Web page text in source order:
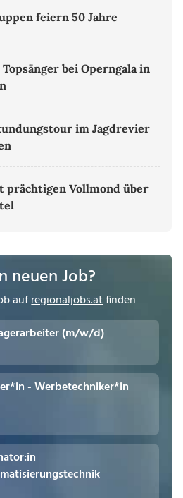
feiern 50 Jahre
bei Operngala in
im Jagdrevier
prächtigen Vollmond über
neuen Job?
aufregionaljobs.atfinden
(m/w/d)
- Werbetechniker*in